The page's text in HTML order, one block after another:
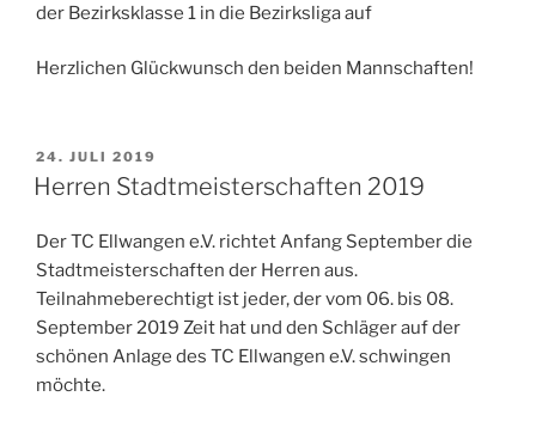
der Bezirksklasse 1 in die Bezirksliga auf
Herzlichen Glückwunsch den beiden Mannschaften!
VERÖFFENTLICHT
AM
24. JULI 2019
Herren Stadtmeisterschaften 2019
Der TC Ellwangen e.V. richtet Anfang September die
Stadtmeisterschaften der Herren aus.
Teilnahmeberechtigt ist jeder, der vom 06. bis 08.
September 2019 Zeit hat und den Schläger auf der
schönen Anlage des TC Ellwangen e.V. schwingen
möchte.